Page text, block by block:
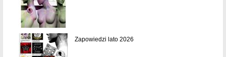
Zapowiedzi lato 2026